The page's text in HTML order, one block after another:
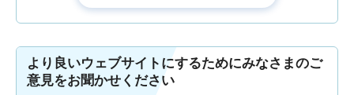
より良いウェブサイトにするためにみなさまのご
意見をお聞かせください